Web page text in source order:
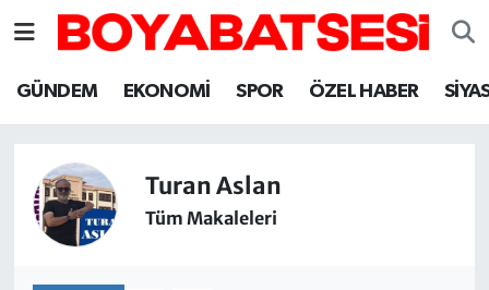
GÜNDEM EKONOMİ SPOR ÖZEL HABER
Turan Aslan
Tüm Makaleleri
Sinop Nöbetçi Eczaneler
Sinop Namaz Vakitleri
Sinop Trafik Yoğunluk Haritası